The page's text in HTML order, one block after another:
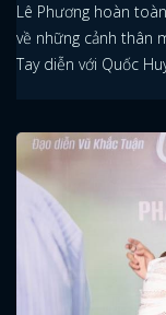
Lê Phương hoàn
về những cảnh thân
Tay diễn với Quốc